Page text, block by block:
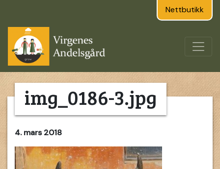
Nettbutikk
img_0186-3.jpg
4. mars 2018